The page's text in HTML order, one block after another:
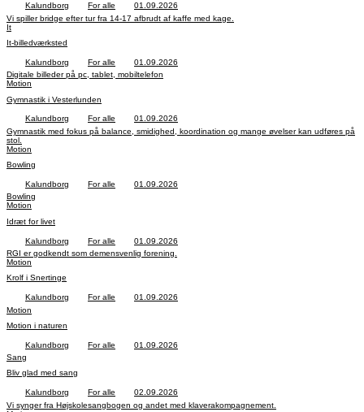
Kalundborg For alle
01.09.2026
Vi spiller bridge efter tur fra 14-17 afbrudt af kaffe med kage.
It
It-billedværksted
Kalundborg For alle
01.09.2026
Digitale billeder på pc, tablet, mobiltelefon
Motion
Gymnastik i Vesterlunden
Kalundborg For alle
01.09.2026
Gymnastik med fokus på balance, smidighed, koordination og mange øvelser kan udføres på
stol.
Motion
Bowling
Kalundborg For alle
01.09.2026
Bowling
Motion
Idræt for livet
Kalundborg For alle
01.09.2026
RGI er godkendt som demensvenlig forening.
Motion
Krolf i Snertinge
Kalundborg For alle
01.09.2026
Motion
Motion i naturen
Kalundborg For alle
01.09.2026
Sang
Bliv glad med sang
Kalundborg For alle
02.09.2026
Vi synger fra Højskolesangbogen og andet med klaverakompagnement.